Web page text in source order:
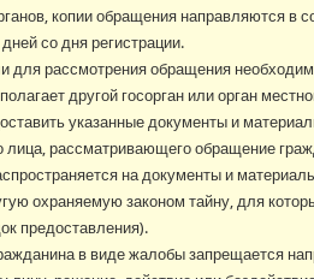
копии обращения направляются в
со дня регистрации.
для рассмотрения обращения
другой госорган или орган
указанные документы и
лица, рассматривающего обращение
на документы и
охраняемую законом тайну, для
предоставления).
в виде жалобы запрещается